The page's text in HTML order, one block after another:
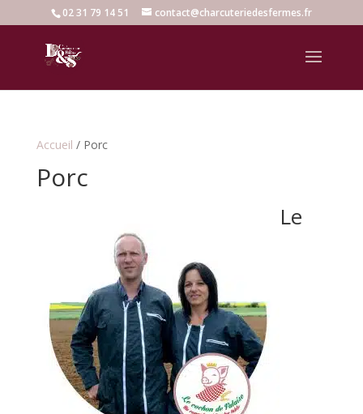
02 31 79 14 51 contact@charcuteriedesfermes.fr
Accueil / Porc
Porc
Le